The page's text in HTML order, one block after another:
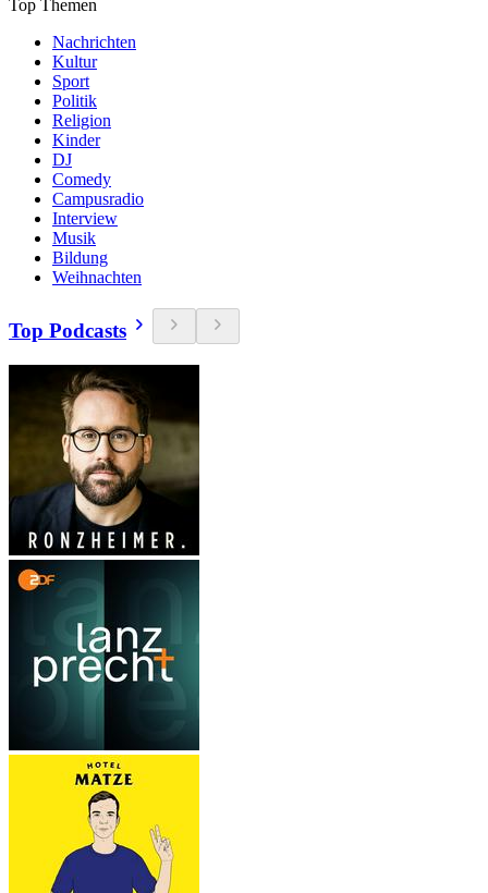
Top Themen
Nachrichten
Kultur
Sport
Politik
Religion
Kinder
DJ
Comedy
Campusradio
Interview
Musik
Bildung
Weihnachten
Top Podcasts